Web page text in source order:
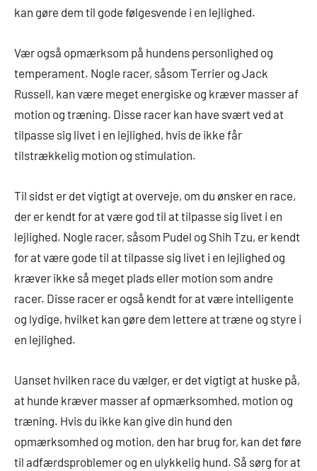
kan gøre dem til gode følgesvende i en lejlighed.
Vær også opmærksom på hundens personlighed og
temperament. Nogle racer, såsom Terrier og Jack
Russell, kan være meget energiske og kræver masser af
motion og træning. Disse racer kan have svært ved at
tilpasse sig livet i en lejlighed, hvis de ikke får
tilstrækkelig motion og stimulation.
Til sidst er det vigtigt at overveje, om du ønsker en race,
der er kendt for at være god til at tilpasse sig livet i en
lejlighed. Nogle racer, såsom Pudel og Shih Tzu, er kendt
for at være gode til at tilpasse sig livet i en lejlighed og
kræver ikke så meget plads eller motion som andre
racer. Disse racer er også kendt for at være intelligente
og lydige, hvilket kan gøre dem lettere at træne og styre i
en lejlighed.
Uanset hvilken race du vælger, er det vigtigt at huske på,
at hunde kræver masser af opmærksomhed, motion og
træning. Hvis du ikke kan give din hund den
opmærksomhed og motion, den har brug for, kan det føre
til adfærdsproblemer og en ulykkelig hund. Så sørg for at